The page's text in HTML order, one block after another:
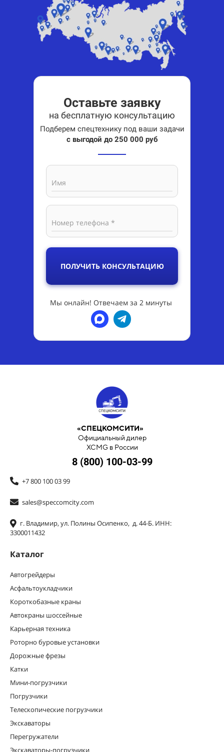
Оставьте заявку
на бесплатную консультацию
Подберем спецтехнику под ваши задачи
с выгодой до 250 000 руб
Имя
Номер телефона *
ПОЛУЧИТЬ КОНСУЛЬТАЦИЮ
Мы онлайн! Отвечаем за 2 минуты
«СПЕЦКОМСИТИ»
Официальный дилер
XCMG в России
8 (800) 100-03-99
+7 800 100 03 99
sales@speccomcity.com
г. Владимир, ул. Полины Осипенко, д. 44-Б. ИНН:
3300011432
Каталог
Автогрейдеры
Асфальтоукладчики
Короткобазные краны
Автокраны шоссейные
Карьерная техника
Роторно буровые установки
Дорожные фрезы
Катки
Мини-погрузчики
Погрузчики
Телескопические погрузчики
Экскаваторы
Перегружатели
Экскаваторы-погрузчики